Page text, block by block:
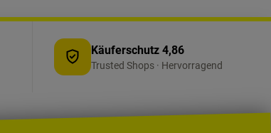
Käuferschutz 4,86
Trusted Shops · Hervorragend